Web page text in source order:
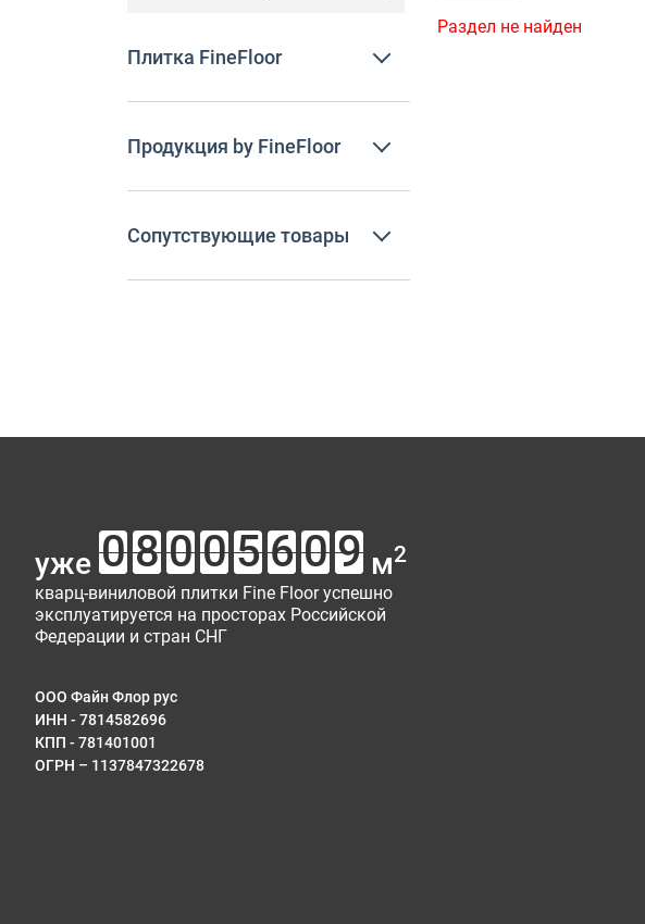
Плитка FineFloor
Продукция by FineFloor
Сопутствующие товары
Раздел не найден
уже м2
кварц-виниловой плитки Fine Floor успешно
эксплуатируется на просторах Российской
Федерации и стран СНГ
ООО Файн Флор рус
ИНН - 7814582696
КПП - 781401001
ОГРН – 1137847322678